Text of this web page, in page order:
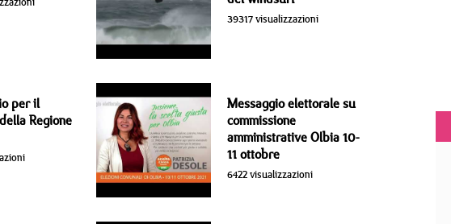
39317 visualizzazioni
per il
Regione
Messaggio elettorale su
commissione
amministrative Olbia 10-
11 ottobre
6422 visualizzazioni